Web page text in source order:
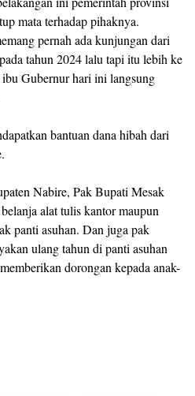
mata terhadap pihaknya.
pernah ada kunjungan dari
tahun 2024 lalu tapi itu lebih ke
Gubernur hari ini langsung
bantuan dana hibah dari
Nabire, Pak Bupati Mesak
alat tulis kantor maupun
panti asuhan. Dan juga pak
ulang tahun di panti asuhan
dorongan kepada anak-